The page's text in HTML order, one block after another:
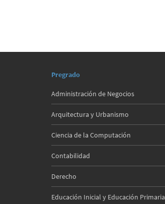
Pregrado
Administración de Negocios
Arquitectura y Urbanismo
Ciencia de la Computación
Contabilidad
Derecho
Educación Inicial y Educación Primaria